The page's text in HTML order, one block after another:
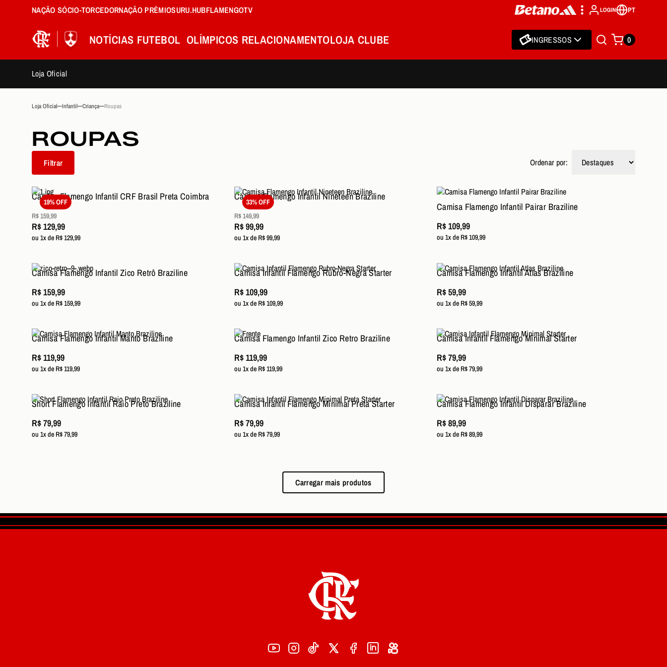
NAÇÃO SÓCIO-TORCEDORNAÇÃO PRÊMIOSURU.HUBFLAMENGOTV LOGIN PT
NOTÍCIAS FUTEBOL OLÍMPICOS RELACIONAMENTOLOJA CLUBE INGRESSOS 0
Loja Oficial
Loja Oficial Infantil Criança Roupas
ROUPAS
Filtrar Ordenar por:
19% OFF
Camisa Flamengo Infantil CRF Brasil Preta Coimbra
R$ 159,99
R$ 129,99
ou 1x de R$ 129,99
33% OFF
Camisa Flamengo Infantil Nineteen Braziline
R$ 149,99
R$ 99,99
ou 1x de R$ 99,99
Camisa Flamengo Infantil Pairar Braziline
R$ 109,99
ou 1x de R$ 109,99
Camisa Flamengo Infantil Zico Retrô Braziline
R$ 159,99
ou 1x de R$ 159,99
Camisa Infantil Flamengo Rubro-Negra Starter
R$ 109,99
ou 1x de R$ 109,99
Camisa Flamengo Infantil Atlas Braziline
R$ 59,99
ou 1x de R$ 59,99
Camisa Flamengo Infantil Manto Braziline
R$ 119,99
ou 1x de R$ 119,99
Camisa Flamengo Infantil Zico Retro Braziline
R$ 119,99
ou 1x de R$ 119,99
Camisa Infantil Flamengo Minimal Starter
R$ 79,99
ou 1x de R$ 79,99
Short Flamengo Infantil Raio Preto Braziline
R$ 79,99
ou 1x de R$ 79,99
Camisa Infantil Flamengo Minimal Preta Starter
R$ 79,99
ou 1x de R$ 79,99
Camisa Flamengo Infantil Disparar Braziline
R$ 89,99
ou 1x de R$ 89,99
Carregar mais produtos